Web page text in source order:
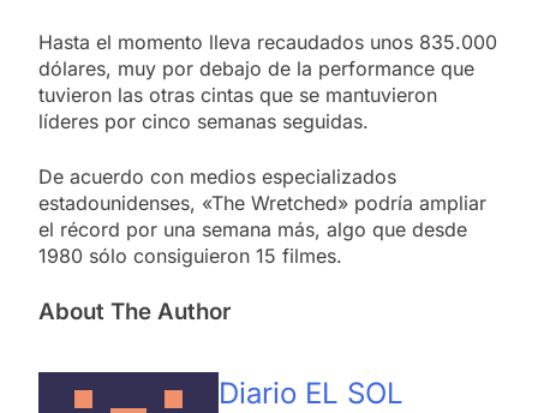
Hasta el momento lleva recaudados unos 835.000
dólares, muy por debajo de la performance que
tuvieron las otras cintas que se mantuvieron
líderes por cinco semanas seguidas.
De acuerdo con medios especializados
estadounidenses, «The Wretched» podría ampliar
el récord por una semana más, algo que desde
1980 sólo consiguieron 15 filmes.
About The Author
Diario EL SOL